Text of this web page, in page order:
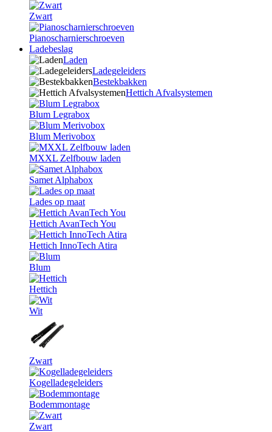
Zwart
Pianoscharnierschroeven
Ladebeslag
Laden
Ladegeleiders
Bestekbakken
Hettich Afvalsystemen
Blum Legrabox
Blum Merivobox
MXXL Zelfbouw laden
Samet Alphabox
Lades op maat
Hettich AvanTech You
Hettich InnoTech Atira
Blum
Hettich
Wit
Zwart
Kogelladegeleiders
Bodemmontage
Zwart